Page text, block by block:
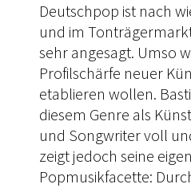
Deutschpop ist nach
und im
sehr angesagt. Umso
Profilschärfe neuer
etablieren wollen.
diesem Genre als
und Songwriter voll
zeigt jedoch seine
Popmusikfacette: